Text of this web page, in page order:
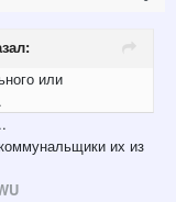
или
их из